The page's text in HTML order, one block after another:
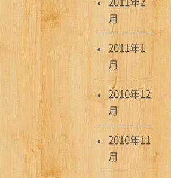
月
2011年1
月
2010年12
月
2010年11
月